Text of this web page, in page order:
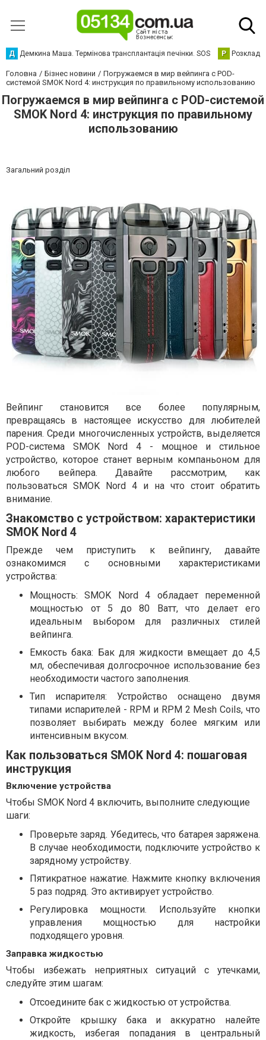
Д Демкина Маша. Термінова трансплантація печінки. SOS Р Розклад
Головна Бізнес новини
Погружаемся в мир вейпинга с POD-
системой SMOK Nord 4: инструкция по правильному использованию
Погружаемся в мир вейпинга с POD-системой
SMOK Nord 4: инструкция по правильному
использованию
Загальний розділ
Вейпинг становится все более популярным,
превращаясь в настоящее искусство для любителей
парения. Среди многочисленных устройств, выделяется
POD-система SMOK Nord 4 - мощное и стильное
устройство, которое станет верным компаньоном для
любого вейпера. Давайте рассмотрим, как
пользоваться SMOK Nord 4 и на что стоит обратить
внимание.
Знакомство с устройством: характеристики
SMOK Nord 4
Прежде чем приступить к вейпингу, давайте
ознакомимся с основными характеристиками
устройства:
Мощность: SMOK Nord 4 обладает переменной
мощностью от 5 до 80 Ватт, что делает его
идеальным выбором для различных стилей
вейпинга.
Емкость бака: Бак для жидкости вмещает до 4,5
мл, обеспечивая долгосрочное использование без
необходимости частого заполнения.
Тип испарителя: Устройство оснащено двумя
типами испарителей - RPM и RPM 2 Mesh Coils, что
позволяет выбирать между более мягким или
интенсивным вкусом.
Как пользоваться SMOK Nord 4: пошаговая
инструкция
Включение устройства
Чтобы SMOK Nord 4 включить, выполните следующие
шаги:
Проверьте заряд. Убедитесь, что батарея заряжена.
В случае необходимости, подключите устройство к
зарядному устройству.
Пятикратное нажатие. Нажмите кнопку включения
5 раз подряд. Это активирует устройство.
Регулировка мощности. Используйте кнопки
управления мощностью для настройки
подходящего уровня.
Заправка жидкостью
Чтобы избежать неприятных ситуаций с утечками,
следуйте этим шагам:
Отсоедините бак с жидкостью от устройства.
Откройте крышку бака и аккуратно налейте
жидкость, избегая попадания в центральный